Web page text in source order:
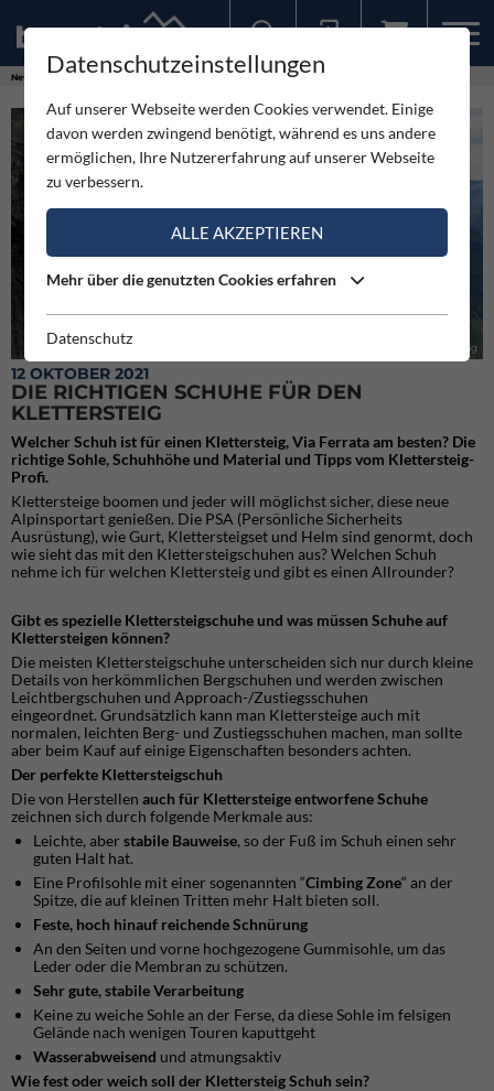
News Die richtigen Schuhe für den Klettersteig
Die richtigen Schuhe für den Klettersteig
12 OKTOBER 2021
DIE RICHTIGEN SCHUHE FÜR DEN
KLETTERSTEIG
Welcher Schuh ist für einen Klettersteig, Via Ferrata am besten? Die
richtige Sohle, Schuhhöhe und Material und Tipps vom Klettersteig-
Profi.
Klettersteige boomen und jeder will möglichst sicher, diese neue
Alpinsportart genießen. Die PSA (Persönliche Sicherheits
Ausrüstung), wie Gurt, Klettersteigset und Helm sind genormt, doch
wie sieht das mit den Klettersteigschuhen aus? Welchen Schuh
nehme ich für welchen Klettersteig und gibt es einen Allrounder?
Gibt es spezielle Klettersteigschuhe und was müssen Schuhe auf
Klettersteigen können?
Die meisten Klettersteigschuhe unterscheiden sich nur durch kleine
Details von herkömmlichen Bergschuhen und werden zwischen
Leichtbergschuhen und Approach-/Zustiegsschuhen
eingeordnet. Grundsätzlich kann man Klettersteige auch mit
normalen, leichten Berg- und Zustiegsschuhen machen, man sollte
aber beim Kauf auf einige Eigenschaften besonders achten.
Der perfekte Klettersteigschuh
Die von Herstellen auch für Klettersteige entworfene Schuhe
zeichnen sich durch folgende Merkmale aus:
Leichte, aber stabile Bauweise, so der Fuß im Schuh einen sehr
guten Halt hat.
Eine Profilsohle mit einer sogenannten “Cimbing Zone“ an der
Spitze, die auf kleinen Tritten mehr Halt bieten soll.
Feste, hoch hinauf reichende Schnürung
An den Seiten und vorne hochgezogene Gummisohle, um das
Leder oder die Membran zu schützen.
Sehr gute, stabile Verarbeitung
Keine zu weiche Sohle an der Ferse, da diese Sohle im felsigen
Gelände nach wenigen Touren kaputtgeht
Wasserabweisend und atmungsaktiv
Wie fest oder weich soll der Klettersteig Schuh sein?
Datenschutzeinstellungen
Auf unserer Webseite werden Cookies verwendet. Einige
davon werden zwingend benötigt, während es uns andere
ermöglichen, Ihre Nutzererfahrung auf unserer Webseite
zu verbessern.
ALLE AKZEPTIEREN
Mehr über die genutzten Cookies erfahren
Datenschutz